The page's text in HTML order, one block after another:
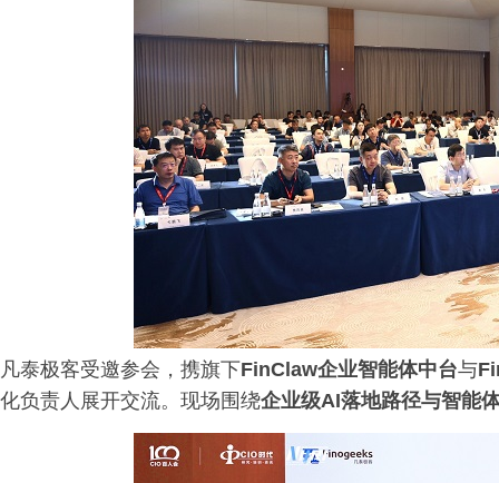
凡泰极客受邀参会，携旗下FinClaw企业智能体中台与
化负责人展开交流。现场围绕企业级AI落地路径与智能